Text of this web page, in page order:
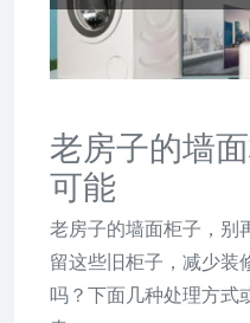
老房子的墙
可能
老房子的墙面柜子，别
留这些旧柜子，减少装
吗？下面几种处理方式